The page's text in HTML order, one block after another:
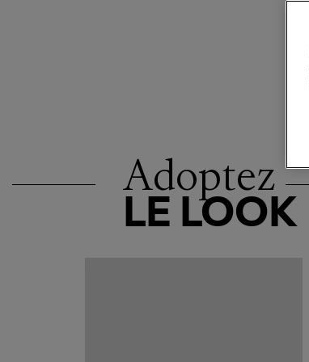
Adoptez
LE LOOK